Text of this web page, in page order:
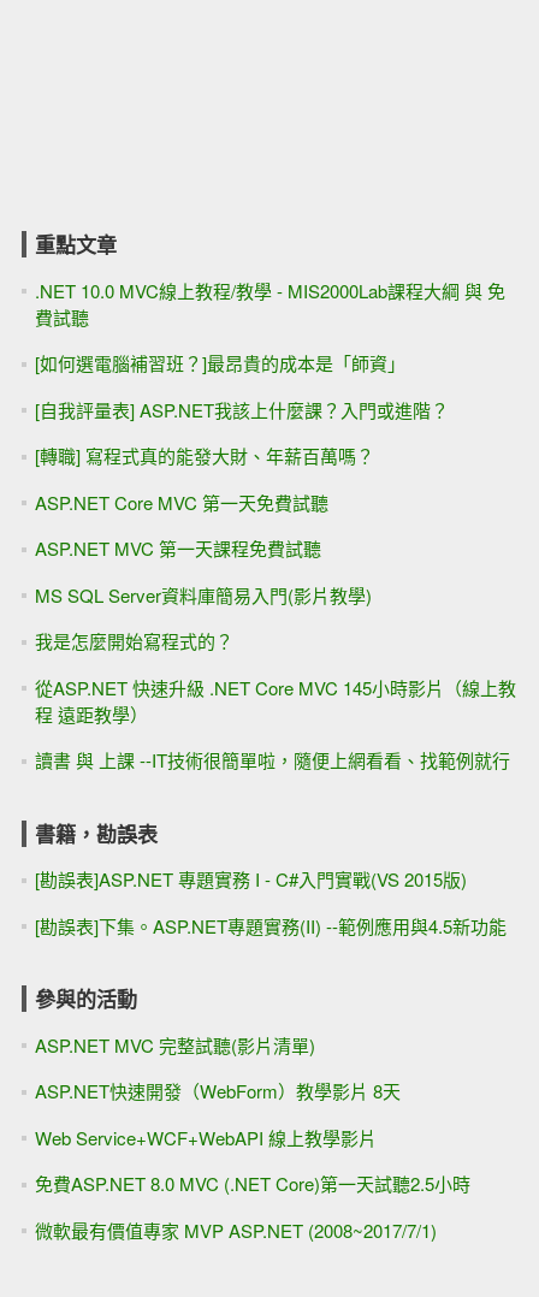
重點文章
.NET 10.0 MVC線上教程/教學 - MIS2000Lab課程大綱 與 免
費試聽
[如何選電腦補習班？]最昂貴的成本是「師資」
[自我評量表] ASP.NET我該上什麼課？入門或進階？
[轉職] 寫程式真的能發大財、年薪百萬嗎？
ASP.NET Core MVC 第一天免費試聽
ASP.NET MVC 第一天課程免費試聽
MS SQL Server資料庫簡易入門(影片教學)
我是怎麼開始寫程式的？
從ASP.NET 快速升級 .NET Core MVC 145小時影片（線上教
程 遠距教學）
讀書 與 上課 --IT技術很簡單啦，隨便上網看看、找範例就行
書籍，勘誤表
[勘誤表]ASP.NET 專題實務 I - C#入門實戰(VS 2015版)
[勘誤表]下集。ASP.NET專題實務(II) --範例應用與4.5新功能
參與的活動
ASP.NET MVC 完整試聽(影片清單)
ASP.NET快速開發（WebForm）教學影片 8天
Web Service+WCF+WebAPI 線上教學影片
免費ASP.NET 8.0 MVC (.NET Core)第一天試聽2.5小時
微軟最有價值專家 MVP ASP.NET (2008~2017/7/1)